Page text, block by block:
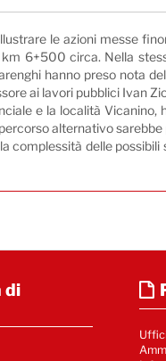
le azioni messe
6+500 circa. Nella
hanno preso nota
ai lavori pubblici Ivan
e la località
alternativo
complessità delle
di